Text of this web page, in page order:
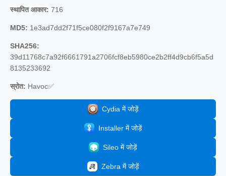
स्थापित आकार: 716
MD5: 1e3ad7dd2f71f5ce080f2f9167a7e749
SHA256:
39d11768c7a92f6661791a2706fcf8eb5980ce2b2ff4d9cb6f5a5d
8135233692
स्रोत: Havoc✅
Cydia में जोड़ें
Installer में जोड़ें
Sileo में जोड़ें
Zebra में जोड़ें